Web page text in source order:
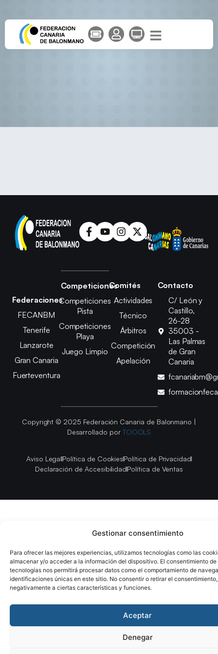
Gestionar consentimiento
Para ofrecer las mejores experiencias, utilizamos tecnologías como las
almacenar y/o acceder a la información del dispositivo. El consentimiento de
tecnologías nos permitirá procesar datos como el comportamiento de
identificaciones únicas en este sitio. No consentir o retirar el
negativamente a ciertas características y funciones.
Aceptar
Denegar
Federaciones
FECANBM
Tenerife
Lanzarote
Gran Canaria
Fuerteventura
Competiciones
Competiciones
Pista
Competiciones
Playa
Juego Limpio
Comités
Actividades
Técnico
Árbitros
Competición
Apelación
Contacto
C/ León y
Castillo,
26-28
35003 -
Las Palmas
de Gran
Canaria
Copyright © 2025 Federación Canaria de Balonmano |
Desarrollado por TOOOLS
Aviso LegalPolítica de CookiesPolítica de Privacidad
Declaración de AccesibilidadPolítica de Ventas